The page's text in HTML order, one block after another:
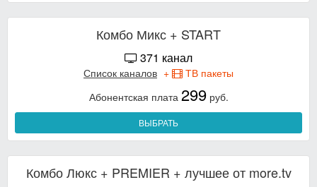
Комбо Микс + START
371 канал
Список каналов +
ТВ пакеты
Абонентская плата 299руб.
ВЫБРАТЬ
Комбо Люкс + PREMIER + лучшее от more.tv